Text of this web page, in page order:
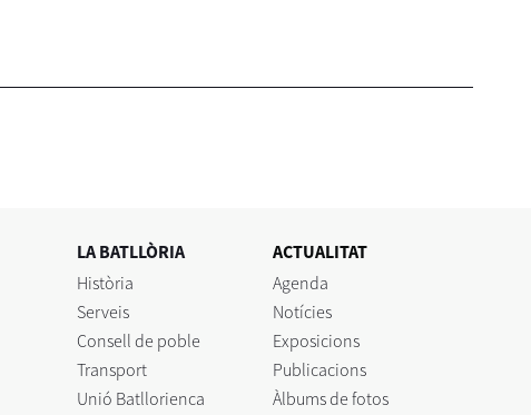
LA BATLLÒRIA
Història
Serveis
Consell de poble
Transport
Unió Batllorienca
ACTUALITAT
Agenda
Notícies
Exposicions
Publicacions
Àlbums de fotos